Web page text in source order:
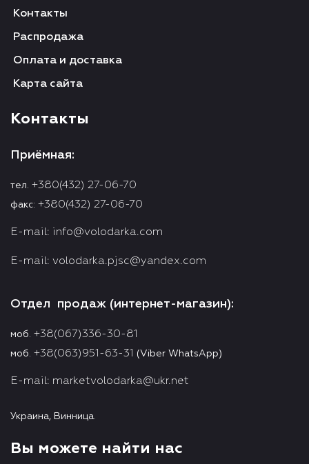
Контакты
Распродажа
Оплата и доставка
Карта сайта
Контакты
Приёмная:
тел. +380(432) 27-06-70
факс: +380(432) 27-06-70
E-mail: info@volodarka.com
E-mail: volodarka.pjsc@yandex.com
Отдел продаж (интернет-магазин):
моб. +38(067)336-30-81
моб. +38(063)951-63-31 (Viber WhatsApp)
E-mail: marketvolodarka@ukr.net
Украина, Винница.
Вы можете найти нас